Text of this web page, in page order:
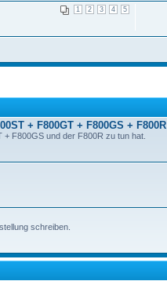
1 2 3 4 5
+ F800GT + F800GS + F800R
F800GS und der F800R zu tun hat.
schreiben.